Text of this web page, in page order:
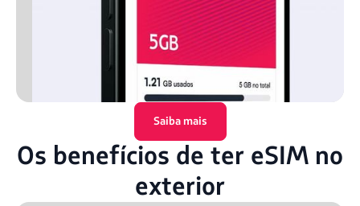
Saiba mais
Os benefícios de ter eSIM no
exterior